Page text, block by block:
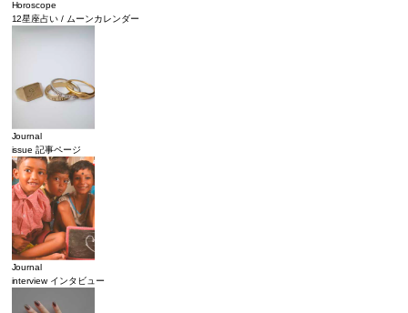
Horoscope
12星座占い / ムーンカレンダー
Journal
issue 記事ページ
Journal
interview インタビュー